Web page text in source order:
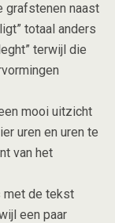
grafstenen naast
totaal anders
terwijl die
mooi uitzicht
uren en uren te
van het
met de tekst
een paar